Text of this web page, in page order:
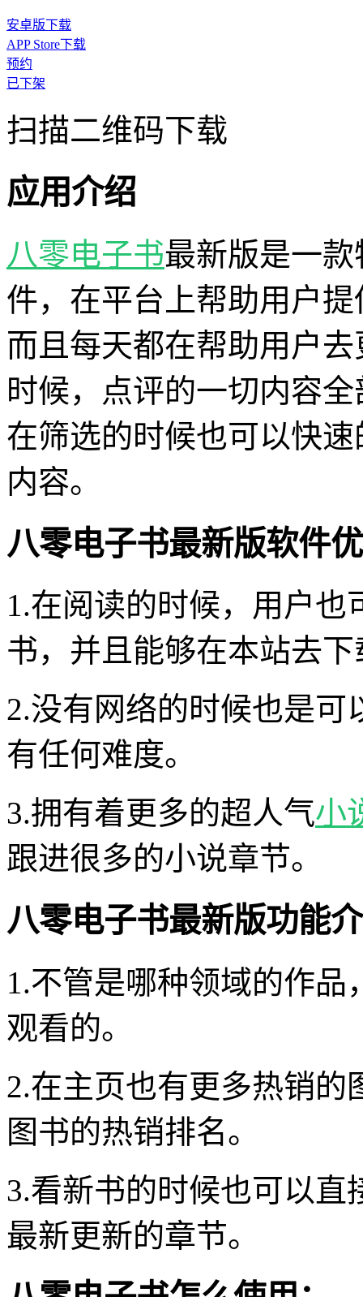
安卓版下载
APP Store下载
预约
已下架
扫描二维码下载
应用介绍
八零电子书最新版是一
件，在平台上帮助用户
而且每天都在帮助用户
时候，点评的一切内容
在筛选的时候也可以快
内容。
八零电子书最新版软件
1.在阅读的时候，用户
书，并且能够在本站去
2.没有网络的时候也是
有任何难度。
3.拥有着更多的超人气小
跟进很多的小说章节。
八零电子书最新版功能
1.不管是哪种领域的作
观看的。
2.在主页也有更多热销
图书的热销排名。
3.看新书的时候也可以
最新更新的章节。